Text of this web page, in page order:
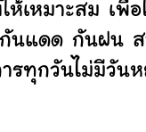
ห้เหมาะสม เ
นแดด กันฝน
รทุกวันไม่มีวัน